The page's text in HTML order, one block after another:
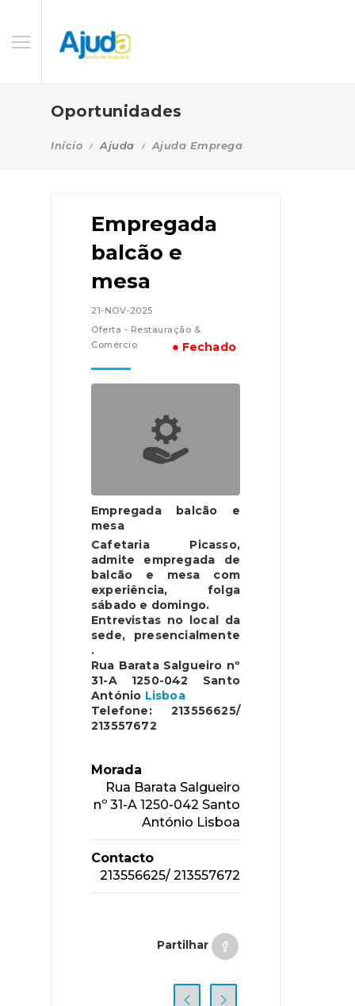
Oportunidades
Início Ajuda Ajuda Emprega
Empregada
balcão e
mesa
21-NOV-2025
Oferta - Restauração &
Comércio
● Fechado
Empregada balcão e
mesa
Cafetaria Picasso,
admite empregada de
balcão e mesa com
experiência, folga
sábado e domingo.
Entrevistas no local da
sede, presencialmente
.
Rua Barata Salgueiro nº
31-A 1250-042 Santo
António Lisboa
Telefone: 213556625/
213557672
Morada
Rua Barata Salgueiro
nº 31-A 1250-042 Santo
António Lisboa
Contacto
213556625/ 213557672
Partilhar